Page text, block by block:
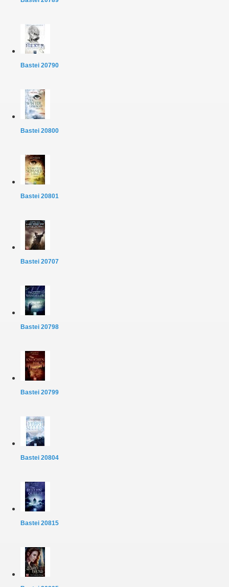
Bastei 20790
Bastei 20800
Bastei 20801
Bastei 20707
Bastei 20798
Bastei 20799
Bastei 20804
Bastei 20815